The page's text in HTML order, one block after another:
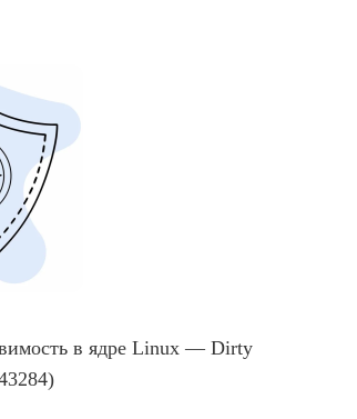
в ядре Linux — Dirty